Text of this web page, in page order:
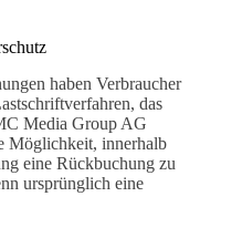
haben Verbraucher
das
Media Group AG
Möglichkeit, innerhalb
eine Rückbuchung zu
ursprünglich eine